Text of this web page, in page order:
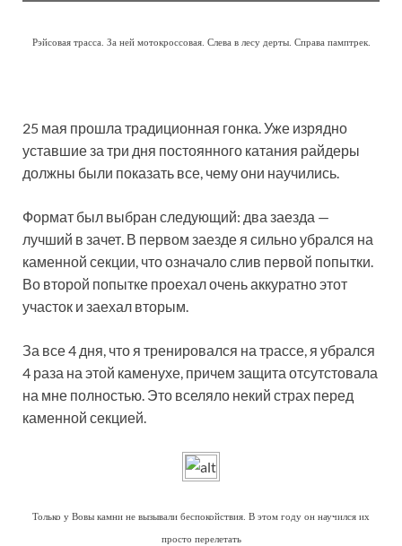
Рэйсовая трасса. За ней мотокроссовая. Слева в лесу дерты. Справа памптрек.
25 мая прошла традиционная гонка. Уже изрядно
уставшие за три дня постоянного катания райдеры
должны были показать все, чему они научились.
Формат был выбран следующий: два заезда —
лучший в зачет. В первом заезде я сильно убрался на
каменной секции, что означало слив первой попытки.
Во второй попытке проехал очень аккуратно этот
участок и заехал вторым.
За все 4 дня, что я тренировался на трассе, я убрался
4 раза на этой каменухе, причем защита отсутстовала
на мне полностью. Это вселяло некий страх перед
каменной секцией.
Только у Вовы камни не вызывали беспокойствия. В этом году он научился их
просто перелетать